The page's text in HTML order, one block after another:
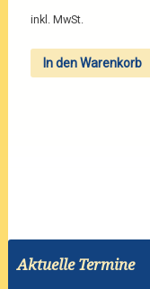
inkl. MwSt.
In den Warenkorb
Aktuelle Termine